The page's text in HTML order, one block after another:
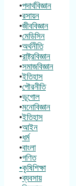
•পদার্থবিজ্ঞান
•রসায়ন
•জীববিজ্ঞান
•মেডিসিন
•অর্থনীতি
•রাষ্ট্রবিজ্ঞান
•সমাজবিজ্ঞান
•ইতিহাস
•পৌরনীতি
•ভূগোল
•মনোবিজ্ঞান
•ইতিহাস
•আইন
•ধর্ম
•বাংলা
•গণিত
•কৃষিশিক্ষা
•ব্যবসায়